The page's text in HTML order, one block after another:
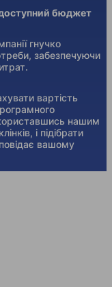
бюджет
гнучко
забезпечуючи
вартість
нашим
і підібрати
вашому